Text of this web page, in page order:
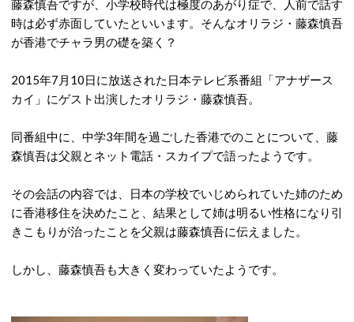
藤森慎吾ですが、小学校時代は極度のあがり症で、人前で話す
時は必ず赤面していたといいます。そんなオリラジ・藤森慎吾
が香港でチャラ男の礎を築く？
2015年7月10日に放送された日本テレビ系番組「アナザース
カイ」にゲスト出演したオリラジ・藤森慎吾。
同番組中に、中学3年間を過ごした香港でのことについて、藤
森慎吾は父親とネット電話・スカイプで語ったようです。
その会話の内容では、日本の学校でいじめられていた姉のため
に香港移住を決めたこと、結果として姉は明るい性格になり引
きこもりが治ったことを父親は藤森慎吾に伝えました。
しかし、藤森慎吾も大きく変わっていたようです。